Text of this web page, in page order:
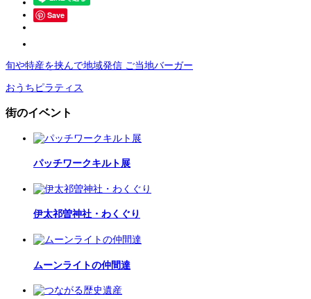
Save
旬や特産を挟んで地域発信 ご当地バーガー
おうちピラティス
街のイベント
パッチワークキルト展
伊太祁曽神社・わくぐり
ムーンライトの仲間達